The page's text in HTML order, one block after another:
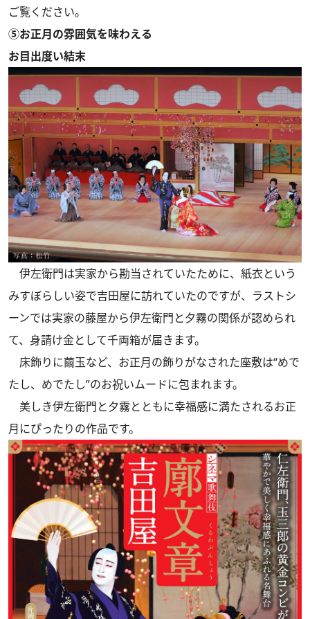
ご覧ください。
⑤お正月の雰囲気を味わえる
お目出度い結末
伊左衛門は実家から勘当されていたために、紙衣という
みすぼらしい姿で吉田屋に訪れていたのですが、ラストシ
ーンでは実家の藤屋から伊左衛門と夕霧の関係が認められ
て、身請け金として千両箱が届きます。
床飾りに繭玉など、お正月の飾りがなされた座敷は“めで
たし、めでたし”のお祝いムードに包まれます。
美しき伊左衛門と夕霧とともに幸福感に満たされるお正
月にぴったりの作品です。